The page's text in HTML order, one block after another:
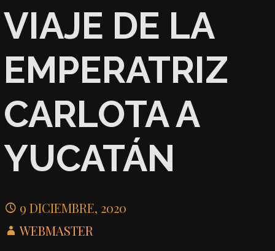
VIAJE DE LA
EMPERATRIZ
CARLOTA A
YUCATÁN
9 DICIEMBRE, 2020
WEBMASTER